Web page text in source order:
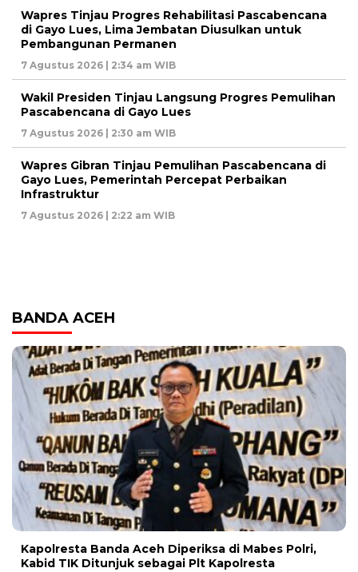
Wapres Tinjau Progres Rehabilitasi Pascabencana
di Gayo Lues, Lima Jembatan Diusulkan untuk
Pembangunan Permanen
7 Agustus 2026 | 2:34 am WIB
Wakil Presiden Tinjau Langsung Progres Pemulihan
Pascabencana di Gayo Lues
7 Agustus 2026 | 2:30 am WIB
Wapres Gibran Tinjau Pemulihan Pascabencana di
Gayo Lues, Pemerintah Percepat Perbaikan
Infrastruktur
7 Agustus 2026 | 2:22 am WIB
BANDA ACEH
Kapolresta Banda Aceh Diperiksa di Mabes Polri,
Kabid TIK Ditunjuk sebagai Plt Kapolresta